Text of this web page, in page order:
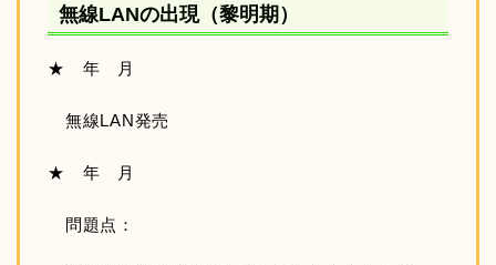
無線LANの出現（黎明期）
★ 年 月
無線LAN発売
★ 年 月
問題点：